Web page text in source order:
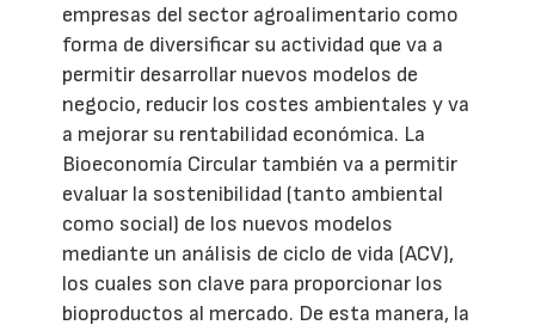
empresas del sector agroalimentario como
forma de diversificar su actividad que va a
permitir desarrollar nuevos modelos de
negocio, reducir los costes ambientales y va
a mejorar su rentabilidad económica. La
Bioeconomía Circular también va a permitir
evaluar la sostenibilidad (tanto ambiental
como social) de los nuevos modelos
mediante un análisis de ciclo de vida (ACV),
los cuales son clave para proporcionar los
bioproductos al mercado. De esta manera, la